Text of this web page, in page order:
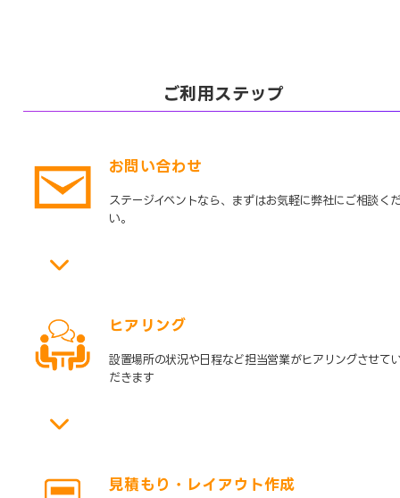
ご利用ステップ
お問い合わせ
ステージイベントなら、まずはお気軽に弊社にご相談く
い。
ヒアリング
設置場所の状況や日程など担当営業がヒアリングさせて
だきます
見積もり・レイアウト作成